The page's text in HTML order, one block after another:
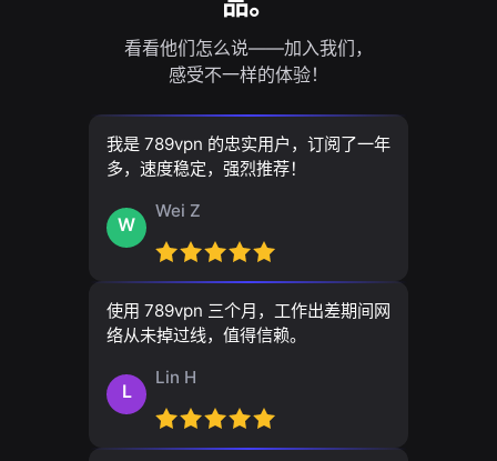
看看他们怎么说——加入我们，
感受不一样的体验！
我是 789vpn 的忠实用户，订阅了一年
多，速度稳定，强烈推荐！
W
Wei Z
使用 789vpn 三个月，工作出差期间网
络从未掉过线，值得信赖。
L
Lin H